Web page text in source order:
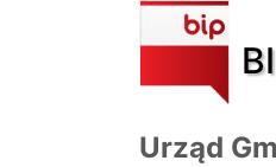
Urząd